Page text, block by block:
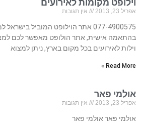
אפריל 23, 2013 אין תגובות
077-4900575 אתר הוילופט המוביל
בהתאמה אישית, אתר הולופט מאפשר לכם
וילות לאירועים בכל מקום בארץ, ניתן למצוא
Read More »
אולמי פאר
אפריל 23, 2013 אין תגובות
אולמי פאר אולמי פאר